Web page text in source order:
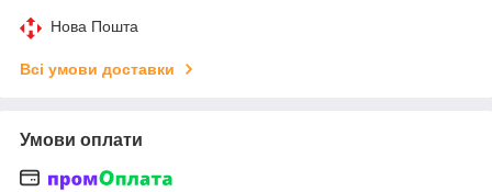
Нова Пошта
Всі умови доставки
Умови оплати